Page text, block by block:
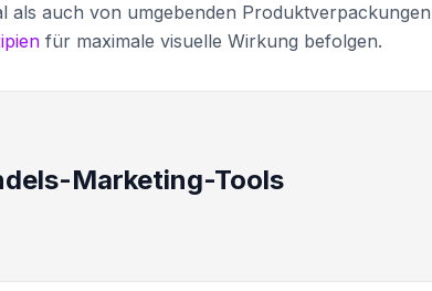
als auch von umgebenden Produktverpackungen
für maximale visuelle Wirkung befolgen.
Marketing-Tools